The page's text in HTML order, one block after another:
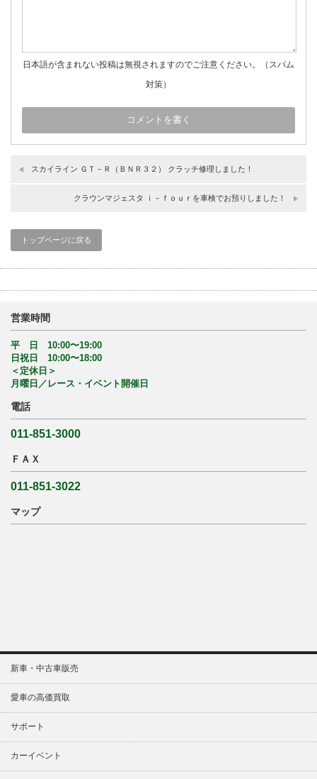
日本語が含まれない投稿は無視されますのでご注意ください。（スパム
対策）
スカイライン ＧＴ－Ｒ（ＢＮＲ３２） クラッチ修理しました！
クラウンマジェスタ ｉ－ｆｏｕｒを車検でお預りしました！
トップページに戻る
営業時間
平 日 10:00〜19:00
日祝日 10:00〜18:00
＜定休日＞
月曜日／レース・イベント開催日
電話
011-851-3000
ＦＡＸ
011-851-3022
マップ
新車・中古車販売
愛車の高価買取
サポート
カーイベント